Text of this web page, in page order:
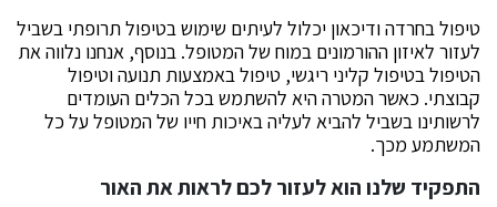
טיפול בחרדה ודיכאון יכלול לעיתים שימוש בטיפול תרופתי בשביל
לעזור לאיזון ההורמונים במוח של המטופל. בנוסף, אנחנו נלווה את
הטיפול בטיפול קליני ריגשי, טיפול באמצעות תנועה וטיפול
קבוצתי. כאשר המטרה היא להשתמש בכל הכלים העומדים
לרשותינו בשביל להביא לעליה באיכות חייו של המטופל על כל
המשתמע מכך.
התפקיד שלנו הוא לעזור לכם לראות את האור